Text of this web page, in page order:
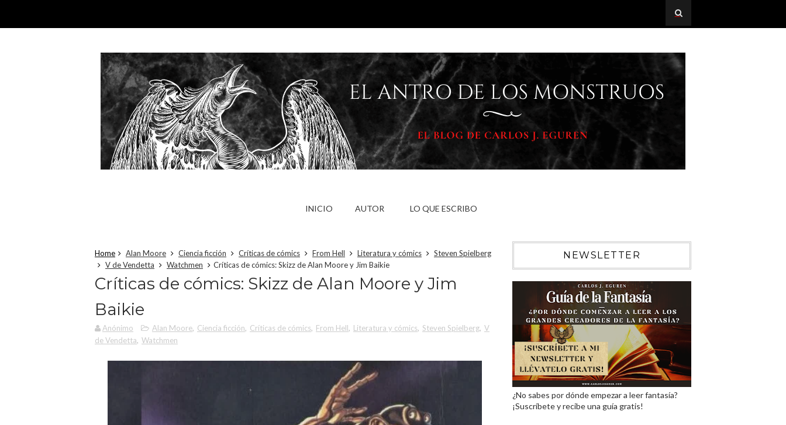
INICIO AUTOR LO QUE ESCRIBO
Home Alan Moore Ciencia ficción Críticas de cómics From Hell Literatura y cómics
Steven Spielberg
V de Vendetta
Watchmen Críticas de cómics: Skizz de Alan Moore y Jim Baikie
Críticas de cómics: Skizz de Alan Moore y Jim
Baikie
Anónimo Alan Moore, Ciencia ficción, Críticas de cómics, From Hell, Literatura y cómics, Steven Spielberg, V
de Vendetta, Watchmen
NEWSLETTER
¿No sabes por dónde empezar a leer fantasía?
¡Suscríbete y recibe una guía gratis!